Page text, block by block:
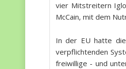
vier Mitstreitern
McCain, mit dem
In der EU hatte die
verpflichtenden
freiwillige - und